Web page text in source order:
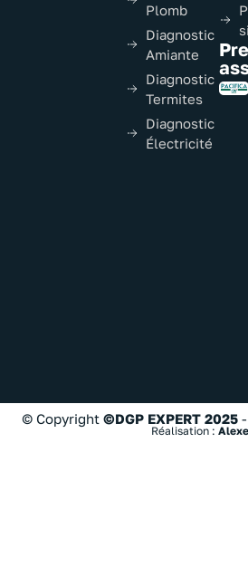
Plomb
Diagnostic
Amiante
Diagnostic
Termites
Diagnostic
Électricité
© Copyright ©DGP EXPERT 2025
Réalisation :